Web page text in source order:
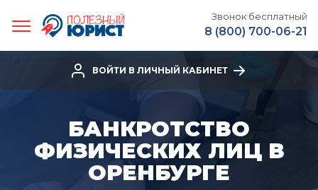
Звонок бесплатный
8 (800) 700-06-21
ВОЙТИ В ЛИЧНЫЙ КАБИНЕТ
БАНКРОТСТВО
ФИЗИЧЕСКИХ ЛИЦ В
ОРЕНБУРГЕ